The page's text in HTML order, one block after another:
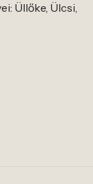
Üllőke, Ülcsi,